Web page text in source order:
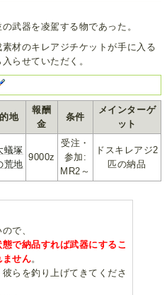
武器を凌駕する物であった。
材のキレアジチケットが手に入る
らせていただく。
地
報酬
金
条件
メインターゲ
ット
蟻塚
荒地
9000z
受注・
参加:
MR2～
ドスキレアジ2
匹の納品
で、
で納品すれば武器にするこ
ません。
らを釣り上げてきてくださ